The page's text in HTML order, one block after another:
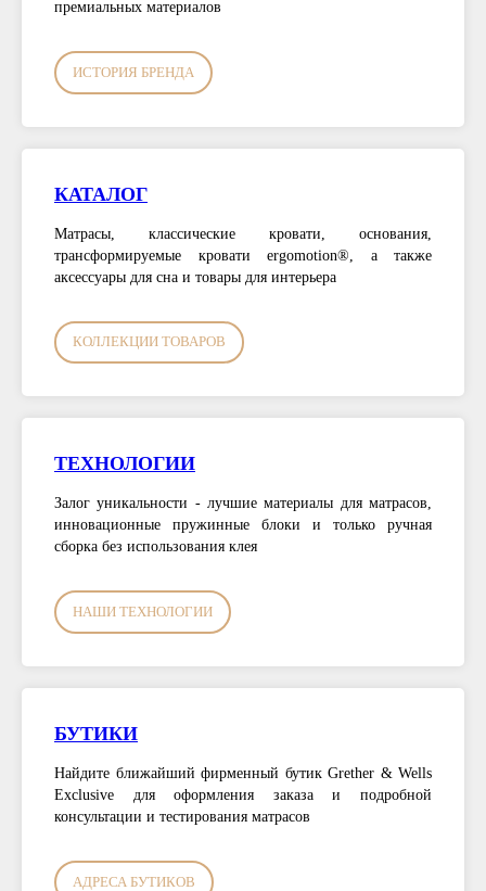
премиальных материалов
ИСТОРИЯ БРЕНДА
КАТАЛОГ
Матрасы, классические кровати, основания,
трансформируемые кровати ergomotion®, а также
аксессуары для сна и товары для интерьера
КОЛЛЕКЦИИ ТОВАРОВ
ТЕХНОЛОГИИ
Залог уникальности - лучшие материалы для матрасов,
инновационные пружинные блоки и только ручная
сборка без использования клея
НАШИ ТЕХНОЛОГИИ
БУТИКИ
Найдите ближайший фирменный бутик Grether & Wells
Exclusive для оформления заказа и подробной
консультации и тестирования матрасов
АДРЕСА БУТИКОВ